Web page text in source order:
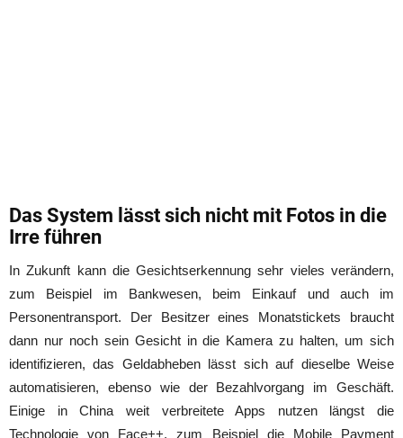
Das System lässt sich nicht mit Fotos in die
Irre führen
In Zukunft kann die Gesichtserkennung sehr vieles verändern,
zum Beispiel im Bankwesen, beim Einkauf und auch im
Personentransport. Der Besitzer eines Monatstickets braucht
dann nur noch sein Gesicht in die Kamera zu halten, um sich
identifizieren, das Geldabheben lässt sich auf dieselbe Weise
automatisieren, ebenso wie der Bezahlvorgang im Geschäft.
Einige in China weit verbreitete Apps nutzen längst die
Technologie von Face++, zum Beispiel die Mobile Payment